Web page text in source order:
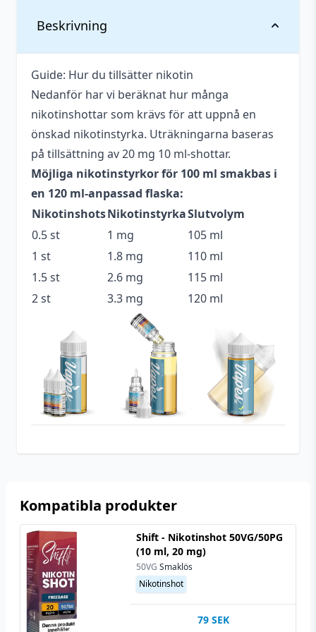
Beskrivning
Guide: Hur du tillsätter nikotin
Nedanför har vi beräknat hur många
nikotinshottar som krävs för att uppnå en
önskad nikotinstyrka. Uträkningarna baseras
på tillsättning av 20 mg 10 ml-shottar.
Möjliga nikotinstyrkor för 100 ml smakbas i
en 120 ml-anpassad flaska:
NikotinshotsNikotinstyrkaSlutvolym
0.5 st
1 mg
105 ml
1 st
1.8 mg
110 ml
1.5 st
2.6 mg
115 ml
2 st
3.3 mg 120 ml
Vikt
Anpassad för
nikotinstyrka
Antal ml
100 ml
Beskrivande
Söt
Blandning
70VG / 30PG
Flaskstorlek
120 ml
Serie
Fizzy
Smakprofil
,Popcorn
Tillverkare
Mohawk & Co.
Tillverkningsland Malaysia
Shortfill
Utrymme för
nikotinshots
20 ml (2 st)
Innehåller
cooling
Nej
Kompatibla produkter
Shift - Nikotinshot 50VG/50PG
(10 ml, 20 mg)
50VG Smaklös
Nikotinshot
79 SEK